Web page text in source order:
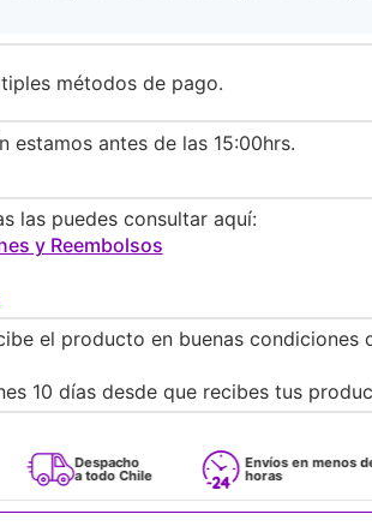
métodos de pago.
estamos antes de las 15:00hrs.
las puedes consultar aquí:
y Reembolsos
el producto en buenas condiciones
10 días desde que recibes tus
Despacho
a todo Chile
Envíos en menos de 24
horas